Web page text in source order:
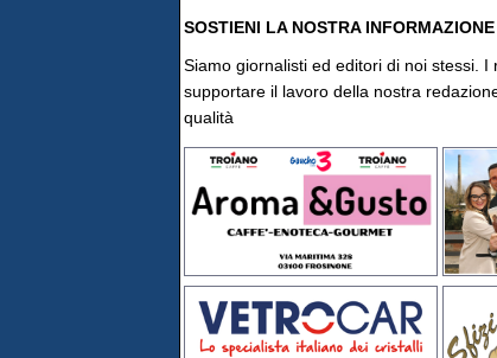
SOSTIENI LA NOSTRA INFORMAZIONE
Siamo giornalisti ed editori di noi stessi.
supportare il lavoro della nostra
qualità